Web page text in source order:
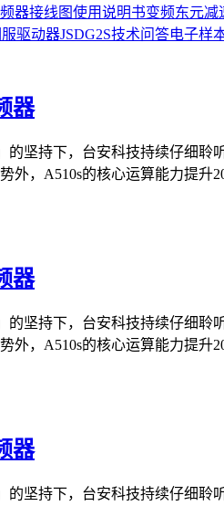
器接线图使用说明书变频东元减
服驱动器JSDG2S技术问答电子样
器
的坚持下，台安科技持续仔细
外，A510s的核心运算能力提升
器
的坚持下，台安科技持续仔细
外，A510s的核心运算能力提升
器
的坚持下，台安科技持续仔细